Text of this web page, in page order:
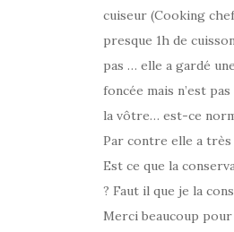
cuiseur (Cooking
presque 1h de
pas … elle a gardé
foncée mais n’est
la vôtre… est-ce
Par contre elle a très
Est ce que la
? Faut il que je la
Merci beaucoup